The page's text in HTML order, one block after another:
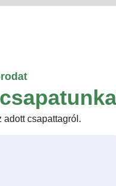
adott csapattagról.